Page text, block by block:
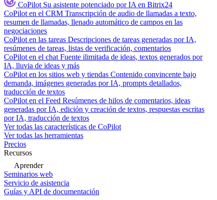
CoPilot Su asistente potenciado por IA en Bitrix24
CoPilot en el CRM Transcripción de audio de llamadas a texto,
resumen de llamadas, llenado automático de campos en las
negociaciones
CoPilot en las tareas Descripciones de tareas generadas por IA,
resúmenes de tareas, listas de verificación, comentarios
CoPilot en el chat Fuente ilimitada de ideas, textos generados por
IA, lluvia de ideas y más
CoPilot en los sitios web y tiendas Contenido convincente bajo
demanda, imágenes generadas por IA, prompts detallados,
traducción de textos
CoPilot en el Feed Resúmenes de hilos de comentarios, ideas
generadas por IA, edición y creación de textos, respuestas escritas
por IA, traducción de textos
Ver todas las características de CoPilot
Ver todas las herramientas
Precios
Recursos
Aprender
Seminarios web
Servicio de asistencia
Guías y API de documentación